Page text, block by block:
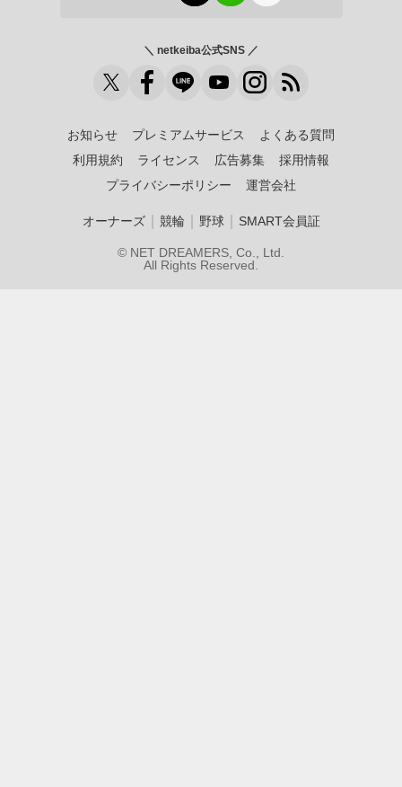
＼ netkeiba公式SNS ／
お知らせ プレミアムサービス
よくある質問
利用規約
ライセンス 広告募集
採用情報
プライバシーポリシー
運営会社
オーナーズ｜ 競輪 野球｜ SMART会員証
© NET DREAMERS, Co., Ltd.
All Rights Reserved.